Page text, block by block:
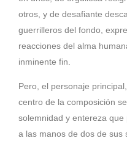
otros, y de desafiante
guerrilleros del fondo,
reacciones del alma
inminente fin.
Pero, el personaje principal,
centro de la composición
solemnidad y entereza
a las manos de dos de sus